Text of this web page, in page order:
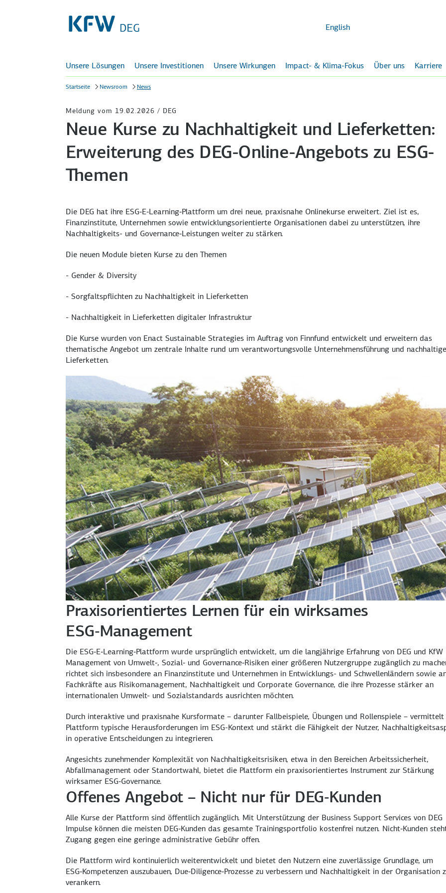
English
Unsere Lösungen Unsere Investitionen Unsere Wirkungen Impact- & Klima-Fokus Über uns Karriere
Startseite Newsroom News
Meldung vom 19.02.2026 / DEG
Neue Kurse zu Nachhaltigkeit und Lieferketten:
Erweiterung des DEG-Online-Angebots zu ESG-
Themen
Die DEG hat ihre ESG‑E‑Learning‑Plattform um drei neue, praxisnahe Onlinekurse erweitert. Ziel ist es,
Finanzinstitute, Unternehmen sowie entwicklungsorientierte Organisationen dabei zu unterstützen, ihre
Nachhaltigkeits- und Governance‑Leistungen weiter zu stärken.
Die neuen Module bieten Kurse zu den Themen
- Gender & Diversity
- Sorgfaltspflichten zu Nachhaltigkeit in Lieferketten
- Nachhaltigkeit in Lieferketten digitaler Infrastruktur
Die Kurse wurden von Enact Sustainable Strategies im Auftrag von Finnfund entwickelt und erweitern das
thematische Angebot um zentrale Inhalte rund um verantwortungsvolle Unternehmensführung und nachhaltige
Lieferketten.
Praxisorientiertes Lernen für ein wirksames
ESG‑Management
Die ESG‑E‑Learning‑Plattform wurde ursprünglich entwickelt, um die langjährige Erfahrung von DEG und KfW
Management von Umwelt‑, Sozial‑ und Governance‑Risiken einer größeren Nutzergruppe zugänglich zu
richtet sich insbesondere an Finanzinstitute und Unternehmen in Entwicklungs- und Schwellenländern sowie
Fachkräfte aus Risikomanagement, Nachhaltigkeit und Corporate Governance, die ihre Prozesse stärker an
internationalen Umwelt- und Sozialstandards ausrichten möchten.
Durch interaktive und praxisnahe Kursformate – darunter Fallbeispiele, Übungen und Rollenspiele –
Plattform typische Herausforderungen im ESG-Kontext und stärkt die Fähigkeit der Nutzer,
in operative Entscheidungen zu integrieren.
Angesichts zunehmender Komplexität von Nachhaltigkeitsrisiken, etwa in den Bereichen Arbeitssicherheit,
Abfallmanagement oder Standortwahl, bietet die Plattform ein praxisorientiertes Instrument zur Stärkung
wirksamer ESG‑Governance.
Offenes Angebot – Nicht nur für DEG‑Kunden
Alle Kurse der Plattform sind öffentlich zugänglich. Mit Unterstützung der Business Support Services von DEG
Impulse können die meisten DEG‑Kunden das gesamte Trainingsportfolio kostenfrei nutzen. Nicht‑Kunden
Zugang gegen eine geringe administrative Gebühr offen.
Die Plattform wird kontinuierlich weiterentwickelt und bietet den Nutzern eine zuverlässige Grundlage, um
ESG‑Kompetenzen auszubauen, Due‑Diligence‑Prozesse zu verbessern und Nachhaltigkeit in der Organisation
verankern.